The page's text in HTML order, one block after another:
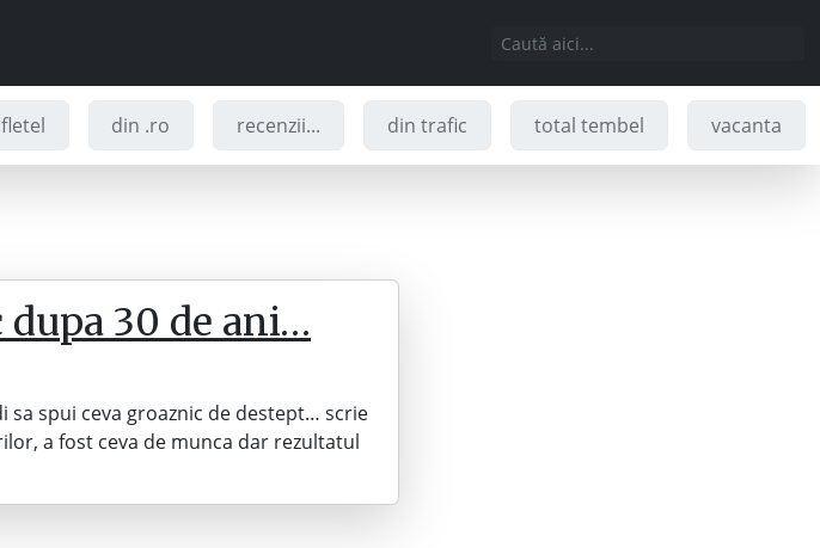
din .ro recenzii... din trafic total tembel vacanta
30 de ani…
sa spui ceva groaznic de destept… scrie
a fost ceva de munca dar rezultatul